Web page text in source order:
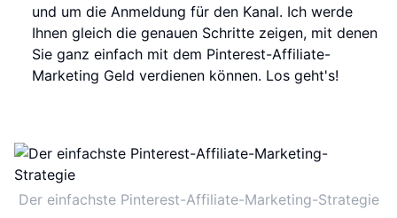
und um die Anmeldung für den Kanal. Ich werde
Ihnen gleich die genauen Schritte zeigen, mit denen
Sie ganz einfach mit dem Pinterest-Affiliate-
Marketing Geld verdienen können. Los geht's!
Der einfachste Pinterest-Affiliate-Marketing-Strategie